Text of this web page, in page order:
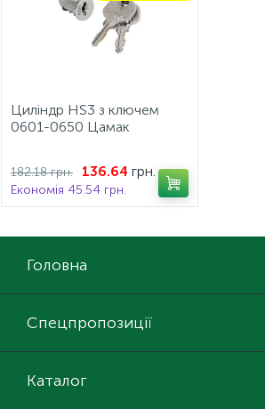
Циліндр HS3 з ключем
0601-0650 Цамак
136.64 грн.
182.18 грн.
Економія 45.54 грн.
Головна
Спецпропозиції
Каталог